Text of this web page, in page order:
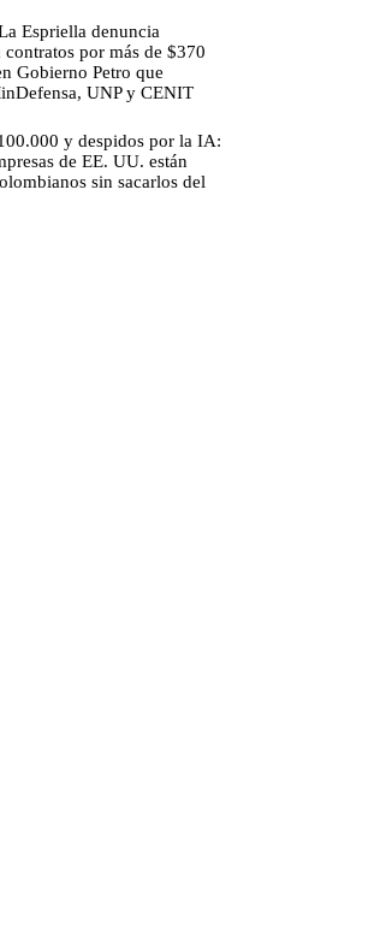
Espriella denuncia
por más de $370
Gobierno Petro que
UNP y CENIT
y despidos por la IA:
de EE. UU. están
sin sacarlos del